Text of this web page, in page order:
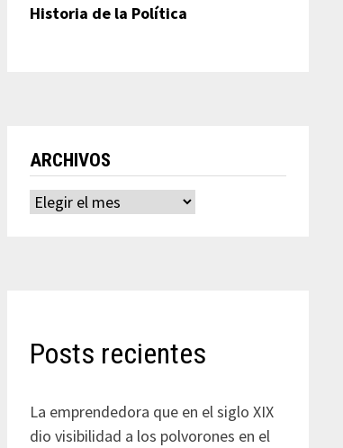
Historia de la Política
ARCHIVOS
Archivos
Posts recientes
La emprendedora que en el siglo XIX
dio visibilidad a los polvorones en el